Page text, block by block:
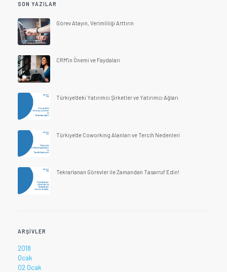
SON YAZILAR
Görev Atayın, Verimliliği Arttırın
CRM'in Önemi ve Faydaları
Türkiye'deki Yatırımcı Şirketler ve Yatırımcı Ağları
Türkiye'de Coworking Alanları ve Tercih Nedenleri
Tekrarlanan Görevler ile Zamandan Tasarruf Edin!
ARŞIVLER
2018
Ocak
02 Ocak